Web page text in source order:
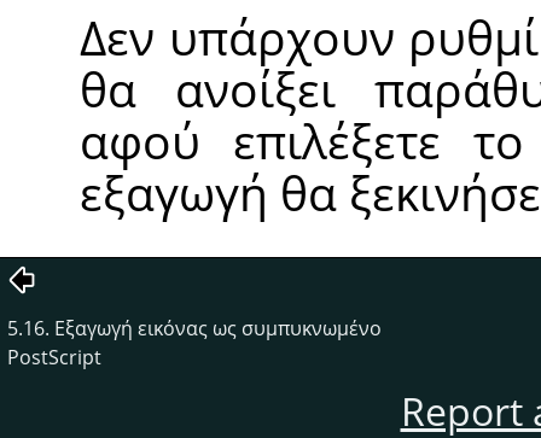
Δεν υπάρχουν
θα ανοίξει
αφού επιλέξετε
εξαγωγή θα
5.16. Εξαγωγή εικόνας ως συμπυκνωμένο
PostScript
Report